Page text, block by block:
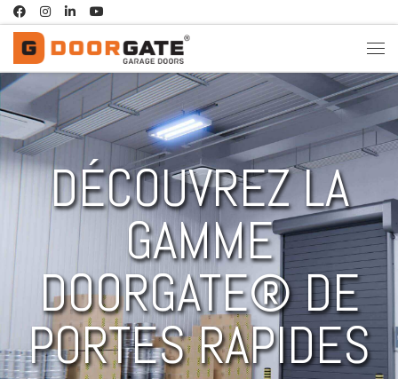
Passer au contenu
DÉCOUVREZ LA
GAMME
DOORGATE® DE
PORTES RAPIDES